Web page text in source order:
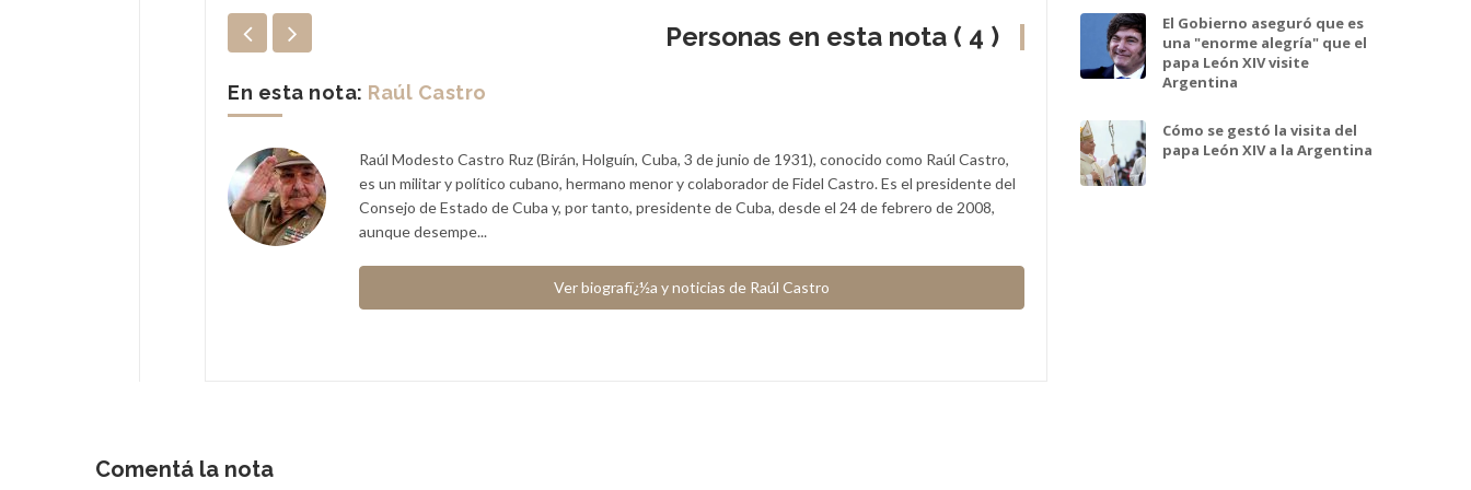
Personas en esta nota ( 4 )
En esta nota: Raúl Castro
Raúl Modesto Castro Ruz (Birán, Holguín, Cuba, 3 de junio de 1931), conocido como Raúl Castro,
es un militar y político cubano, hermano menor y colaborador de Fidel Castro. Es el presidente del
Consejo de Estado de Cuba y, por tanto, presidente de Cuba, desde el 24 de febrero de 2008,
aunque desempe...
Ver biografï¿½a y noticias de Raúl Castro
En esta nota:Benedicto XVI
Benedicto XVI(en latín,Benedictus PP. XVI
Comentá la nota
El Gobierno aseguró que es
una "enorme alegría" que el
papa León XIV visite
Argentina
Cómo se gestó la visita del
papa León XIV a la Argentina